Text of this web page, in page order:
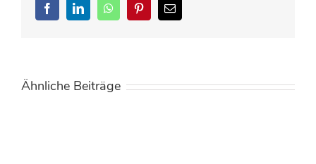
FacebookLinkedInWhatsAppPinterestE-
Mail
Ähnliche Beiträge